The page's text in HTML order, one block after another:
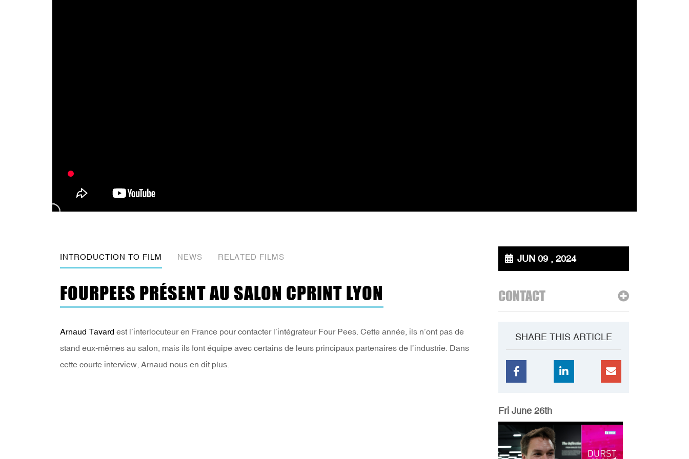
INTRODUCTION TO FILM NEWS RELATED FILMS
FOURPEES PRÉSENT AU SALON CPRINT LYON
Arnaud Tavard est l’interlocuteur en France pour contacter l’intégrateur Four Pees. Cette année, ils n’ont pas de
stand eux-mêmes au salon, mais ils font équipe avec certains de leurs principaux partenaires de l’industrie. Dans
cette courte interview, Arnaud nous en dit plus.
JUN 09 , 2024
CONTACT
SHARE THIS ARTICLE
Fri June 26th